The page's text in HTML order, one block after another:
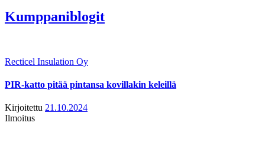
Kumppaniblogit
Recticel Insulation Oy
PIR-katto pitää pintansa kovillakin keleillä
Kirjoitettu 21.10.2024
Ilmoitus